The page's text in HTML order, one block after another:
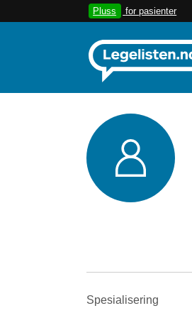
Pluss for pasienter
Spesialisering